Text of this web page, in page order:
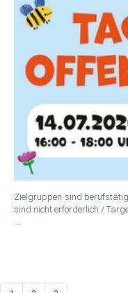
Zielgruppen sind
sind nicht erforderlich /